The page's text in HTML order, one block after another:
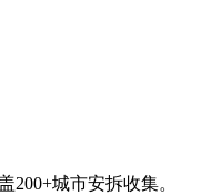
200+城市安拆收集。